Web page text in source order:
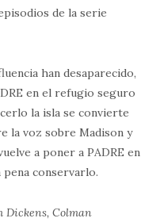
de la serie
han desaparecido,
en el refugio seguro
la isla se convierte
la voz sobre Madison y
a poner a PADRE en
conservarlo.
Dickens, Colman